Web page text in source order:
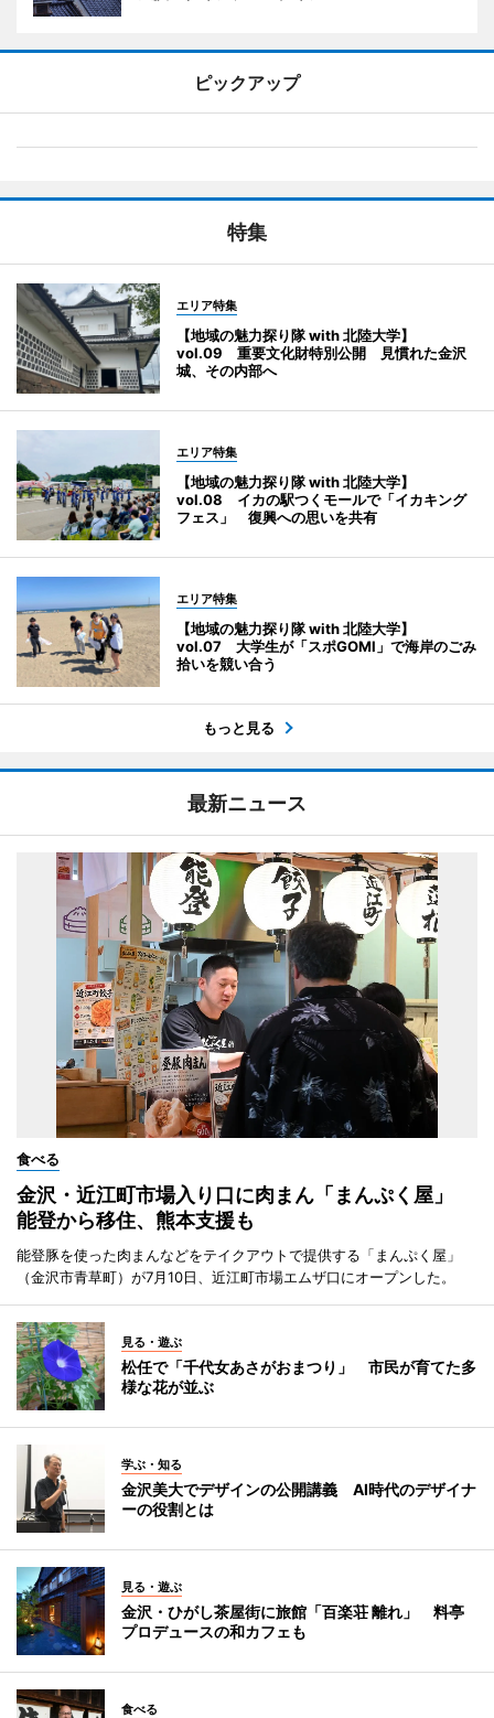
ピックアップ
特集
エリア特集
【地域の魅力探り隊 with 北陸大学】
vol.09 重要文化財特別公開 見慣れた金沢
城、その内部へ
エリア特集
【地域の魅力探り隊 with 北陸大学】
vol.08 イカの駅つくモールで「イカキング
フェス」 復興への思いを共有
エリア特集
【地域の魅力探り隊 with 北陸大学】
vol.07 大学生が「スポGOMI」で海岸のごみ
拾いを競い合う
もっと見る
最新ニュース
食べる
金沢・近江町市場入り口に肉まん「まんぷく屋」
能登から移住、熊本支援も
能登豚を使った肉まんなどをテイクアウトで提供する「まんぷく屋」
（金沢市青草町）が7月10日、近江町市場エムザ口にオープンした。
見る・遊ぶ
松任で「千代女あさがおまつり」 市民が育てた多
様な花が並ぶ
学ぶ・知る
金沢美大でデザインの公開講義 AI時代のデザイナ
ーの役割とは
見る・遊ぶ
金沢・ひがし茶屋街に旅館「百楽荘 離れ」 料亭
プロデュースの和カフェも
食べる